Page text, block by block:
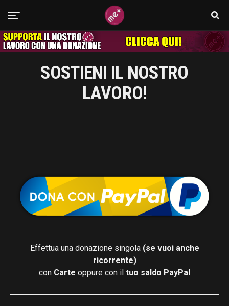
SOSTIENI IL NOSTRO
LAVORO!
Effettua una donazione singola (se vuoi anche
ricorrente)
con Carte oppure con il tuo saldo PayPal